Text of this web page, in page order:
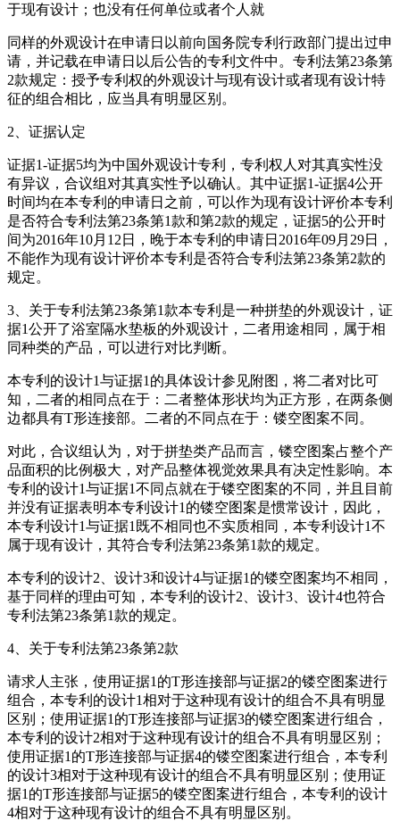
于现有设计；也没有任何单位或者个人就
同样的外观设计在申请日以前向国务院专利行政部门提出过申
请，并记载在申请日以后公告的专利文件中。专利法第23条第
2款规定：授予专利权的外观设计与现有设计或者现有设计特
征的组合相比，应当具有明显区别。
2、证据认定
证据1-证据5均为中国外观设计专利，专利权人对其真实性没
有异议，合议组对其真实性予以确认。其中证据1-证据4公开
时间均在本专利的申请日之前，可以作为现有设计评价本专利
是否符合专利法第23条第1款和第2款的规定，证据5的公开时
间为2016年10月12日，晚于本专利的申请日2016年09月29日，
不能作为现有设计评价本专利是否符合专利法第23条第2款的
规定。
3、关于专利法第23条第1款本专利是一种拼垫的外观设计，证
据1公开了浴室隔水垫板的外观设计，二者用途相同，属于相
同种类的产品，可以进行对比判断。
本专利的设计1与证据1的具体设计参见附图，将二者对比可
知，二者的相同点在于：二者整体形状均为正方形，在两条侧
边都具有T形连接部。二者的不同点在于：镂空图案不同。
对此，合议组认为，对于拼垫类产品而言，镂空图案占整个产
品面积的比例极大，对产品整体视觉效果具有决定性影响。本
专利的设计1与证据1不同点就在于镂空图案的不同，并且目前
并没有证据表明本专利设计1的镂空图案是惯常设计，因此，
本专利设计1与证据1既不相同也不实质相同，本专利设计1不
属于现有设计，其符合专利法第23条第1款的规定。
本专利的设计2、设计3和设计4与证据1的镂空图案均不相同，
基于同样的理由可知，本专利的设计2、设计3、设计4也符合
专利法第23条第1款的规定。
4、关于专利法第23条第2款
请求人主张，使用证据1的T形连接部与证据2的镂空图案进行
组合，本专利的设计1相对于这种现有设计的组合不具有明显
区别；使用证据1的T形连接部与证据3的镂空图案进行组合，
本专利的设计2相对于这种现有设计的组合不具有明显区别；
使用证据1的T形连接部与证据4的镂空图案进行组合，本专利
的设计3相对于这种现有设计的组合不具有明显区别；使用证
据1的T形连接部与证据5的镂空图案进行组合，本专利的设计
4相对于这种现有设计的组合不具有明显区别。